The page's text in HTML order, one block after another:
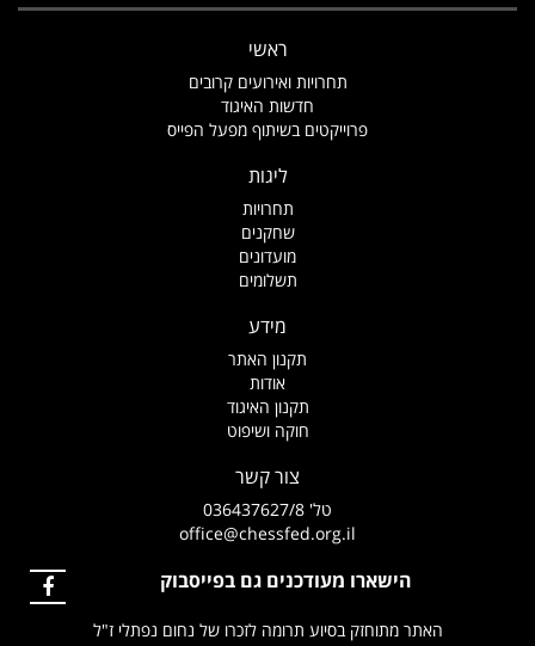
ראשי
תחרויות ואירועים קרובים
חדשות האיגוד
פרוייקטים בשיתוף מפעל הפייס
ליגות
תחרויות
שחקנים
מועדונים
תשלומים
מידע
תקנון האתר
אודות
תקנון האיגוד
חוקה ושיפוט
צור קשר
טל' 036437627/8
office@chessfed.org.il
הישארו מעודכנים גם בפייסבוק
האתר מתוחזק בסיוע תרומה לזכרו של נחום נפתלי ז"ל